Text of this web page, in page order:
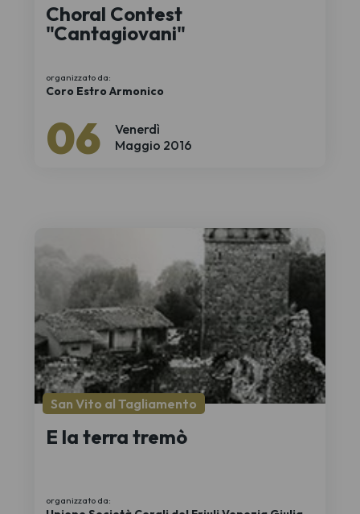
Venerdì
06 Maggio 2016
Choral Contest
"Cantagiovani"
organizzato da:
Coro Estro Armonico
San Vito al Tagliamento
E la terra tremò
organizzato da: